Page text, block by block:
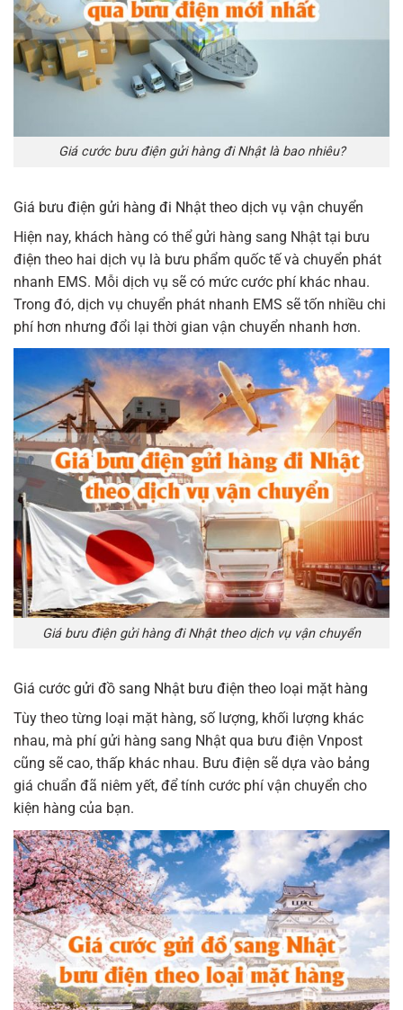
Giá cước bưu điện gửi hàng đi Nhật là bao nhiêu?
Giá bưu điện gửi hàng đi Nhật theo dịch vụ vận chuyển
Hiện nay, khách hàng có thể gửi hàng sang Nhật tại bưu
điện theo hai dịch vụ là bưu phẩm quốc tế và chuyển phát
nhanh EMS. Mỗi dịch vụ sẽ có mức cước phí khác nhau.
Trong đó, dịch vụ chuyển phát nhanh EMS sẽ tốn nhiều chi
phí hơn nhưng đổi lại thời gian vận chuyển nhanh hơn.
Giá bưu điện gửi hàng đi Nhật theo dịch vụ vận chuyển
Giá cước gửi đồ sang Nhật bưu điện theo loại mặt hàng
Tùy theo từng loại mặt hàng, số lượng, khối lượng khác
nhau, mà phí gửi hàng sang Nhật qua bưu điện Vnpost
cũng sẽ cao, thấp khác nhau. Bưu điện sẽ dựa vào bảng
giá chuẩn đã niêm yết, để tính cước phí vận chuyển cho
kiện hàng của bạn.